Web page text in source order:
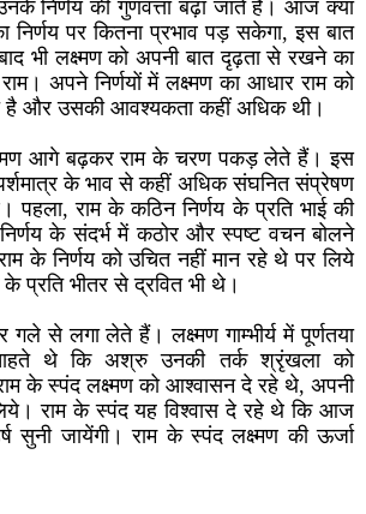
उनके निर्णय की गुणवत्ता बढ़ा जाते हैं। आज क्या
निर्णय पर कितना प्रभाव पड़ सकेगा, इस बात
भी लक्ष्मण को अपनी बात दृढ़ता से रखने का
अपने निर्णयों में लक्ष्मण का आधार राम को
है और उसकी आवश्यकता कहीं अधिक थी।
आगे बढ़कर राम के चरण पकड़ लेते हैं। इस
के भाव से कहीं अधिक संघनित संप्रेषण
पहला, राम के कठिन निर्णय के प्रति भाई की
के संदर्भ में कठोर और स्पष्ट वचन बोलने
के निर्णय को उचित नहीं मान रहे थे पर लिये
के प्रति भीतर से द्रवित भी थे।
गले से लगा लेते हैं। लक्ष्मण गाम्भीर्य में पूर्णतया
थे कि अश्रु उनकी तर्क श्रृंखला को
के स्पंद लक्ष्मण को आश्वासन दे रहे थे, अपनी
राम के स्पंद यह विश्वास दे रहे थे कि आज
सुनी जायेंगी। राम के स्पंद लक्ष्मण की ऊर्जा